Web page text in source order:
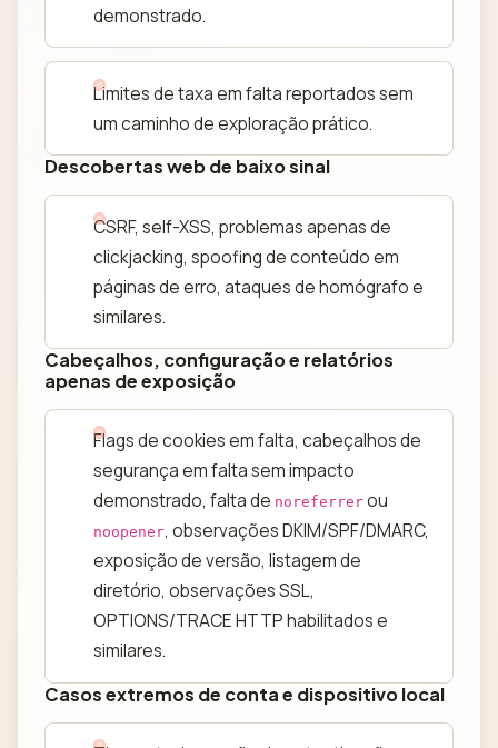
demonstrado.
Limites de taxa em falta reportados sem
um caminho de exploração prático.
Descobertas web de baixo sinal
CSRF, self-XSS, problemas apenas de
clickjacking, spoofing de conteúdo em
páginas de erro, ataques de homógrafo e
similares.
Cabeçalhos, configuração e relatórios
apenas de exposição
Flags de cookies em falta, cabeçalhos de
segurança em falta sem impacto
demonstrado, falta de noreferrer ou
noopener, observações DKIM/SPF/DMARC,
exposição de versão, listagem de
diretório, observações SSL,
OPTIONS/TRACE HTTP habilitados e
similares.
Casos extremos de conta e dispositivo local